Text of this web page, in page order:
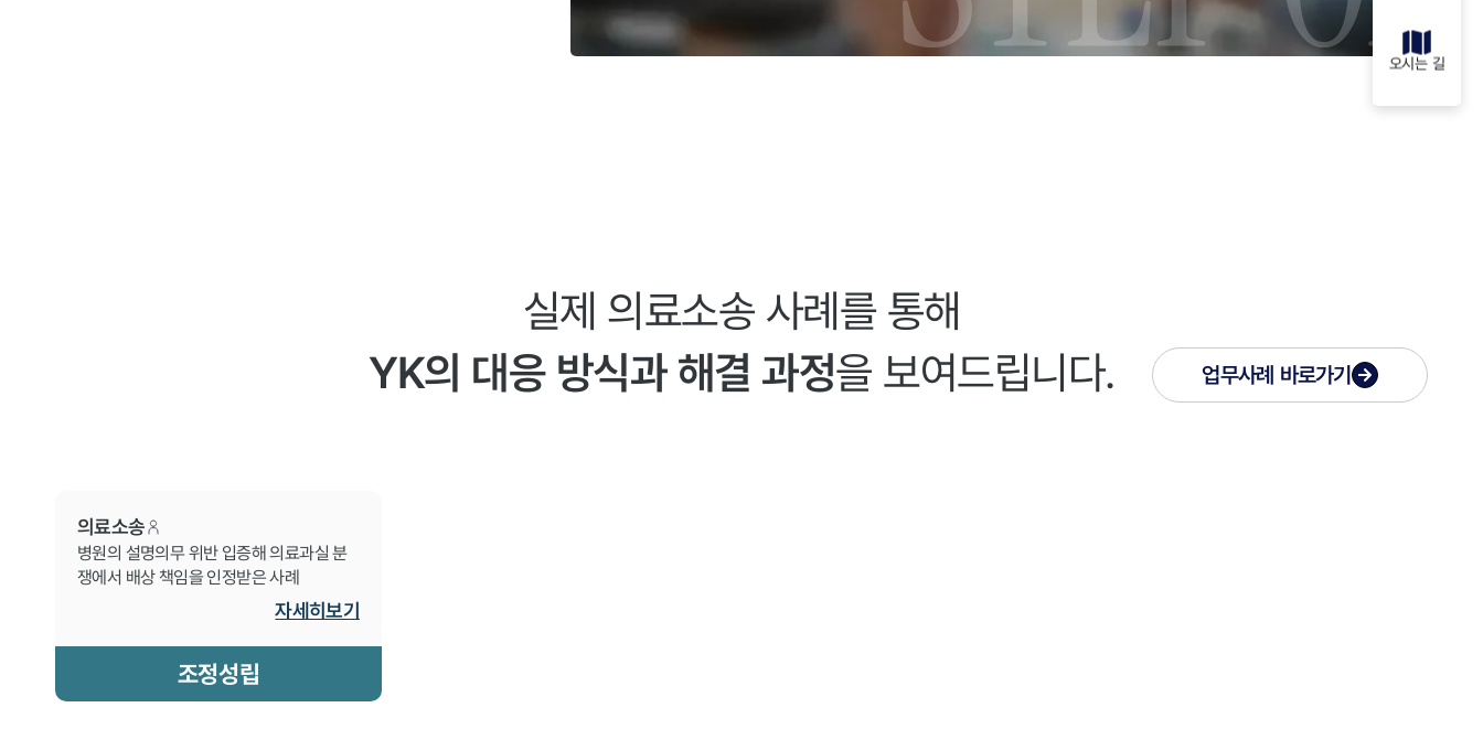
오시는 길
실제 의료소송 사례를 통해
YK의 대응 방식과 해결 과정을 보여드립니다. 업무사례 바로가기
의료소송
병원의 설명의무 위반 입증해 의료과실 분
쟁에서 배상 책임을 인정받은 사례
자세히보기
조정성립